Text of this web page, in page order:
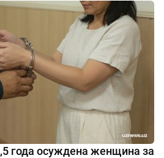
года осуждена женщина за